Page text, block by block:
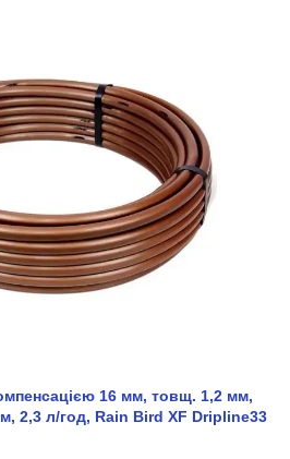
16 мм, товщ. 1,2 мм,
2,3 л/год, Rain Bird XF Dripline33